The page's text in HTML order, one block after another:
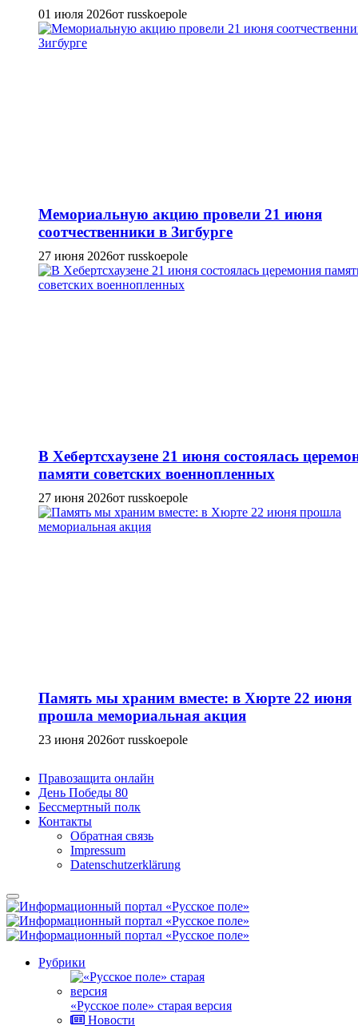
01 июля 2026от russkoepole
Мемориальную акцию провели 21 июня
соотчественники в Зигбурге
27 июня 2026от russkoepole
В Хебертсхаузене 21 июня состоялась
памяти советских военнопленных
27 июня 2026от russkoepole
Память мы храним вместе: в Хюрте 22 июня
прошла мемориальная акция
23 июня 2026от russkoepole
Правозащита онлайн
День Победы 80
Бессмертный полк
Контакты
Обратная связь
Impressum
Datenschutzerklärung
Рубрики
«Русское поле» старая версия
Новости